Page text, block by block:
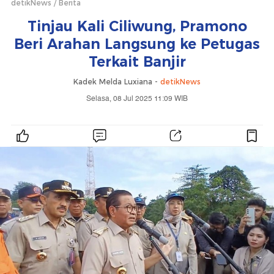
detikNews Berita
Tinjau Kali Ciliwung, Pramono
Beri Arahan Langsung ke Petugas
Terkait Banjir
Kadek Melda Luxiana - detikNews
Selasa, 08 Jul 2025 11:09 WIB